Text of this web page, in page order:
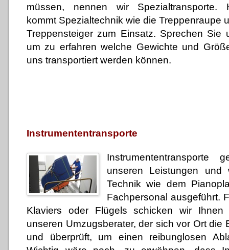
müssen, nennen wir Spezialtransporte.
kommt Spezialtechnik wie die Treppenraupe
Treppensteiger zum Einsatz. Sprechen Sie
um zu erfahren welche Gewichte und
uns transportiert werden können.
Instrumententransporte
Instrumententransporte
unseren Leistungen und
Technik wie dem
Fachpersonal ausgeführt.
Klaviers oder Flügels schicken wir Ihnen
unseren Umzugsberater, der sich vor Ort die
und überprüft, um einen reibunglosen